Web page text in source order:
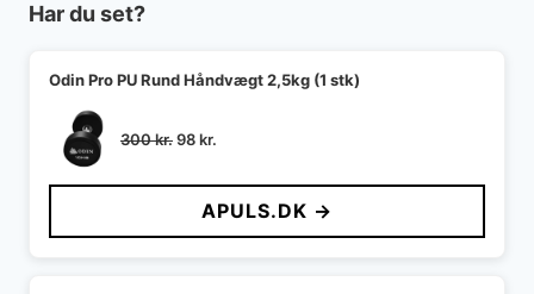
Har du set?
Odin Pro PU Rund Håndvægt 2,5kg (1 stk)
300kr.Den
pris
300 kr..
98kr.
pris
er:
98 kr..
APULS.DK →